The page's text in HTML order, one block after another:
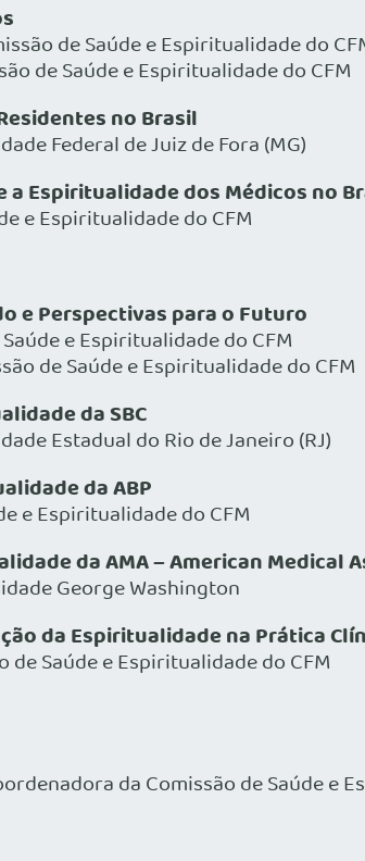
de Saúde e Espiritualidade do
de Saúde e Espiritualidade do CFM
no Brasil
Federal de Juiz de Fora (MG)
Espiritualidade dos Médicos no
e Espiritualidade do CFM
e Perspectivas para o Futuro
e Espiritualidade do CFM
de Saúde e Espiritualidade do CFM
da SBC
Estadual do Rio de Janeiro (RJ)
da ABP
e Espiritualidade do CFM
da AMA – American Medical
George Washington
da Espiritualidade na Prática
Saúde e Espiritualidade do CFM
da Comissão de Saúde e